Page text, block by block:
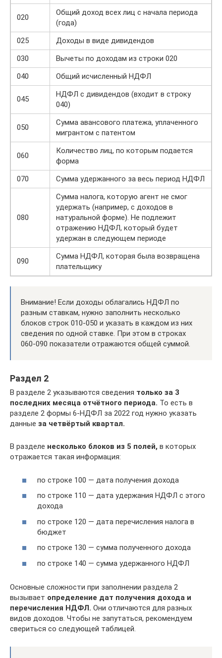
020
Общий доход всех лиц с начала периода
(года)
025
Доходы в виде дивидендов
030
Вычеты по доходам из строки 020
040
Общий исчисленный НДФЛ
045
НДФЛ с дивидендов (входит в строку
040)
050
Сумма авансового платежа, уплаченного
мигрантом с патентом
060
Количество лиц, по которым подается
форма
070
Сумма удержанного за весь период НДФЛ
080
Сумма налога, которую агент не смог
удержать (например, с доходов в
натуральной форме). Не подлежит
отражению НДФЛ, который будет
удержан в следующем периоде
090
Сумма НДФЛ, которая была возвращена
плательщику
Внимание! Если доходы облагались НДФЛ по
разным ставкам, нужно заполнить несколько
блоков строк 010-050 и указать в каждом из них
сведения по одной ставке. При этом в строках
060-090 показатели отражаются общей суммой.
Раздел 2
В разделе 2 указываются сведения только за 3
последних месяца отчётного периода. То есть в
разделе 2 формы 6-НДФЛ за 2022 год нужно указать
данные за четвёртый квартал.
В разделе несколько блоков из 5 полей, в которых
отражается такая информация:
по строке 100 — дата получения дохода
по строке 110 — дата удержания НДФЛ с этого
дохода
по строке 120 — дата перечисления налога в
бюджет
по строке 130 — сумма полученного дохода
по строке 140 — сумма удержанного НДФЛ
Основные сложности при заполнении раздела 2
вызывает определение дат получения дохода и
перечисления НДФЛ. Они отличаются для разных
видов доходов. Чтобы не запутаться, рекомендуем
свериться со следующей таблицей.